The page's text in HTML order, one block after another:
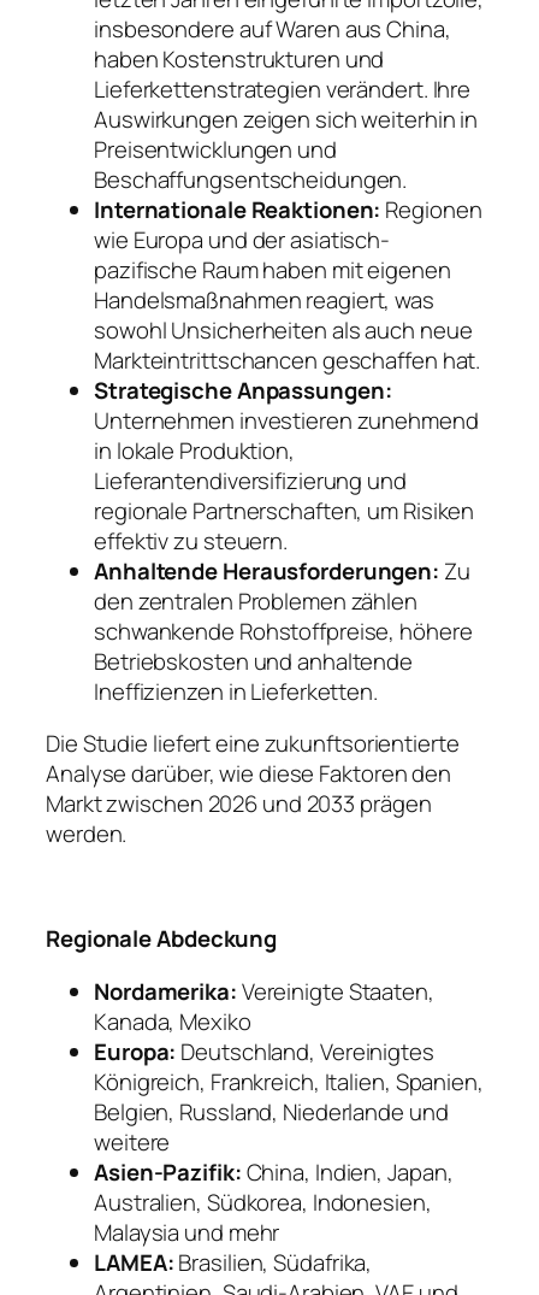
insbesondere auf Waren aus China,
haben Kostenstrukturen und
Lieferkettenstrategien verändert. Ihre
Auswirkungen zeigen sich weiterhin in
Preisentwicklungen und
Beschaffungsentscheidungen.
Internationale Reaktionen: Regionen
wie Europa und der asiatisch-
pazifische Raum haben mit eigenen
Handelsmaßnahmen reagiert, was
sowohl Unsicherheiten als auch neue
Markteintrittschancen geschaffen hat.
Strategische Anpassungen:
Unternehmen investieren zunehmend
in lokale Produktion,
Lieferantendiversifizierung und
regionale Partnerschaften, um Risiken
effektiv zu steuern.
Anhaltende Herausforderungen: Zu
den zentralen Problemen zählen
schwankende Rohstoffpreise, höhere
Betriebskosten und anhaltende
Ineffizienzen in Lieferketten.
Die Studie liefert eine zukunftsorientierte
Analyse darüber, wie diese Faktoren den
Markt zwischen 2026 und 2033 prägen
werden.
Regionale Abdeckung
Nordamerika:Vereinigte Staaten,
Kanada, Mexiko
Europa: Deutschland, Vereinigtes
Königreich, Frankreich, Italien, Spanien,
Belgien, Russland, Niederlande und
weitere
Asien-Pazifik:China, Indien, Japan,
Australien, Südkorea, Indonesien,
Malaysia und mehr
LAMEA:Brasilien, Südafrika,